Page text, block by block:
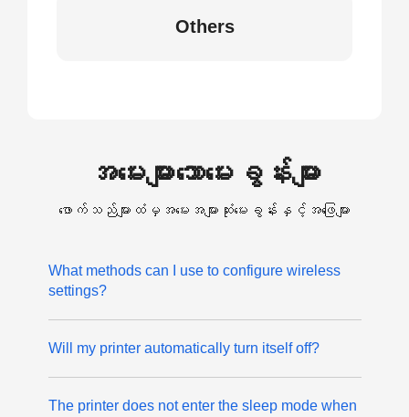
Others
အမေးများသောမေးခွန်းများ
ဖောက်သည်များထံမှအမေးအများဆုံးမေးခွန်းနှင့်အဖြေများ
What methods can I use to configure wireless
settings?
Will my printer automatically turn itself off?
The printer does not enter the sleep mode when